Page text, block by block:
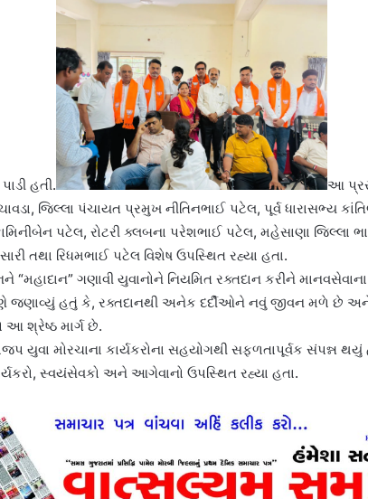
હતી.
આ
જિલ્લા પંચાયત પ્રમુખ નીતિનભાઈ પટેલ, પૂર્વ ધારાસભ્ય
પટેલ, રોટરી ક્લબના પરેશભાઈ પટેલ, મહેસાણા જિલ્લા
તથા રિધમભાઈ પટેલ વિશેષ ઉપસ્થિત રહ્યા હતા.
“મહાદાન” ગણાવી યુવાનોને નિયમિત રક્તદાન કરીને માનવસેવાના
જણાવ્યું હતું કે, રક્તદાનથી અનેક દર્દીઓને નવું જીવન મળે છે
આ શ્રેષ્ઠ માર્ગ છે.
યુવા મોરચાના કાર્યકરોના સહયોગથી સફળતાપૂર્વક સંપન્ન થયું
સ્વયંસેવકો અને આગેવાનો ઉપસ્થિત રહ્યા હતા.